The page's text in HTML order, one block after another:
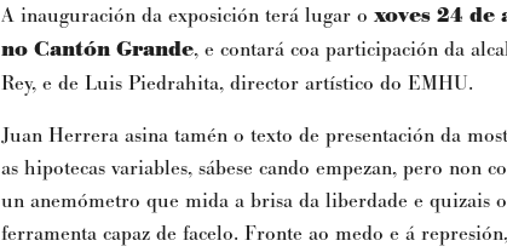
A inauguración da exposición terá lugar o xoves 24 de
no Cantón Grande, e contará coa participación da
Rey, e de Luis Piedrahita, director artístico do EMHU.
Juan Herrera asina tamén o texto de presentación da
as hipotecas variables, sábese cando empezan, pero non
un anemómetro que mida a brisa da liberdade e quizais
ferramenta capaz de facelo. Fronte ao medo e á